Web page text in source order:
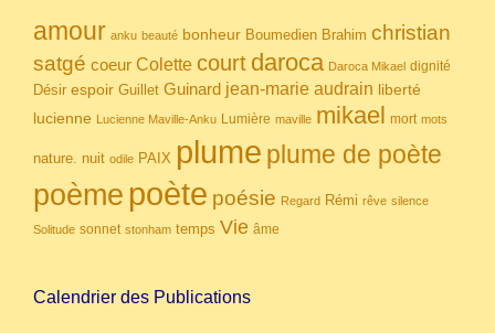
amour anku beauté bonheur Boumedien Brahim christian
satgé coeur Colette court daroca Daroca Mikael dignité
Désir espoir Guillet Guinard jean-marie audrain liberté
lucienne Lucienne Maville-Anku Lumière maville mikael mort mots
nature. nuit odile PAIX plume plume de poète
poème poète poésie Regard Rémi rêve silence
Solitude sonnet stonham temps Vie âme
Calendrier des Publications